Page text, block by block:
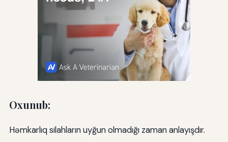
Oxunub:
Həmkarlıq silahların uyğun olmadığı zaman anlayışdır.